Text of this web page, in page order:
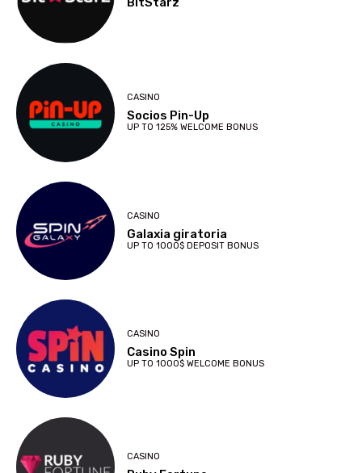
CASINO
Socios Pin-Up
UP TO 125% WELCOME BONUS
CASINO
Galaxia giratoria
UP TO 1000$ DEPOSIT BONUS
CASINO
Casino Spin
UP TO 1000$ WELCOME BONUS
CASINO